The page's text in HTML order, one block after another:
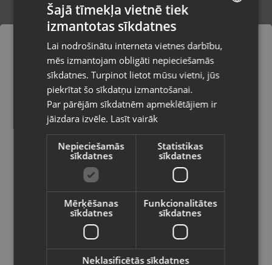
Xiaomi Redmi Note 13 Pro 4G 256GB 8GB
RAM
Rīga, Paula Lejiņa iela 2
Stāvoklis Mazlietots (Garantija 12 mēneši)
135.00€
/mēn.
Xiaomi Redmi Mi 11T128GB
Pasūtījumi tiks piegādāti uz
izvēlēto valsti
Vietnes saturs būs attēlots izvēlētajā
valodā
Valsts
Latviešu / Latvian
RUSSIAN
Šajā tīmekļa vietnē tiek
izmantotas sīkdatnes
Lai nodrošinātu interneta vietnes darbību,
mēs izmantojam obligāti nepieciešamās
sīkdatnes. Turpinot lietot mūsu vietni, jūs
piekrītat šo sīkdatņu izmantošanai.
Par pārējām sīkdatnēm apmeklētājiem ir
jāizdara izvēle. Lasīt vairāk
Nepieciešamās
sīkdatnes
Statistikas
sīkdatnes
Mērķēšanas
sīkdatnes
Funkcionalitātes
sīkdatnes
Neklasificētās sīkdatnes